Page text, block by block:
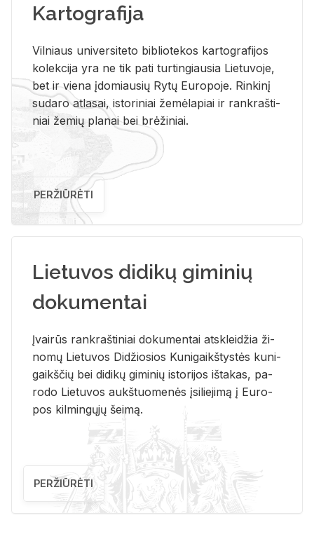
Kartografija
Vil­niaus uni­ver­si­te­to bi­b­lio­te­kos kar­to­gra­fi­jos
ko­lek­ci­ja yra ne tik pati tur­tin­giau­sia Lie­tu­vo­je,
bet ir vie­na įdo­miau­sių Rytų Eu­ro­po­je. Rin­ki­nį
su­da­ro at­la­sai, is­to­ri­niai že­mė­la­piai ir rank­raš­ti­
niai že­mių pla­nai bei brė­ži­niai.
PERŽIŪRĖTI
Lietuvos didikų giminių
dokumentai
Įvai­rūs rank­raš­ti­niai do­ku­men­tai at­sklei­džia ži­
no­mų Lie­tu­vos Di­džio­sios Ku­ni­gaikš­tys­tės ku­ni­
gaikš­čių bei di­di­kų gi­mi­nių is­to­ri­jos iš­ta­kas, pa­
ro­do Lie­tu­vos aukš­tuo­me­nės įsi­lie­ji­mą į Eu­ro­
pos kil­min­gų­jų šei­mą.
PERŽIŪRĖTI